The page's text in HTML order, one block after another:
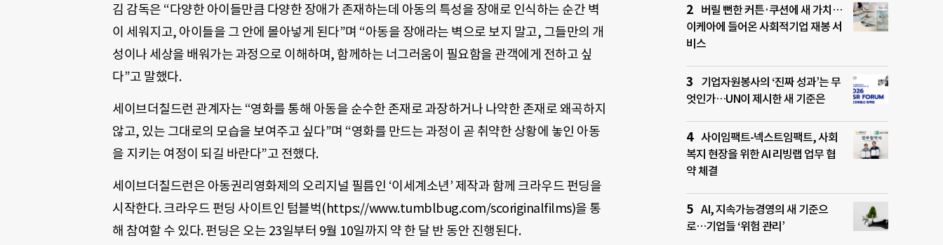
김 감독은 “다양한 아이들만큼 다양한 장애가 존재하는데 아동의 특성을 장애로 인식하는 순간 벽
이 세워지고, 아이들을 그 안에 몰아넣게 된다”며 “아동을 장애라는 벽으로 보지 말고, 그들만의 개
성이나 세상을 배워가는 과정으로 이해하며, 함께하는 너그러움이 필요함을 관객에게 전하고 싶
다”고 말했다.
세이브더칠드런 관계자는 “영화를 통해 아동을 순수한 존재로 과장하거나 나약한 존재로 왜곡하지
않고, 있는 그대로의 모습을 보여주고 싶다”며 “영화를 만드는 과정이 곧 취약한 상황에 놓인 아동
을 지키는 여정이 되길 바란다”고 전했다.
세이브더칠드런은 아동권리영화제의 오리지널 필름인 ‘이세계소년’ 제작과 함께 크라우드 펀딩을
시작한다. 크라우드 펀딩 사이트인 텀블벅(https://www.tumblbug.com/scoriginalfilms)을 통
해 참여할 수 있다. 펀딩은 오는 23일부터 9월 10일까지 약 한 달 반 동안 진행된다.
버릴 뻔한 커튼·쿠션에 새 가치…
이케아에 들어온 사회적기업 재봉 서
비스
기업자원봉사의 ‘진짜 성과’는 무
엇인가…UN이 제시한 새 기준은
사이임팩트-넥스트임팩트, 사회
복지 현장을 위한 AI 리빙랩 업무 협
약 체결
AI, 지속가능경영의 새 기준으
로…기업들 ‘위험 관리’